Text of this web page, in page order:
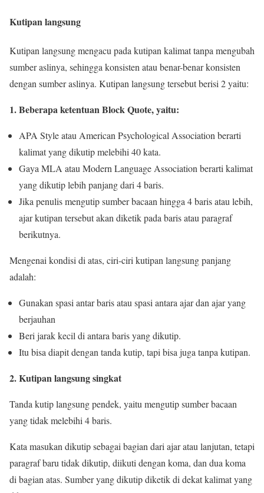
Kutipan langsung
Kutipan langsung mengacu pada kutipan kalimat tanpa mengubah
sumber aslinya, sehingga konsisten atau benar-benar konsisten
dengan sumber aslinya. Kutipan langsung tersebut berisi 2 yaitu:
1. Beberapa ketentuan Block Quote, yaitu:
APA Style atau American Psychological Association berarti
kalimat yang dikutip melebihi 40 kata.
Gaya MLA atau Modern Language Association berarti kalimat
yang dikutip lebih panjang dari 4 baris.
Jika penulis mengutip sumber bacaan hingga 4 baris atau lebih,
ajar kutipan tersebut akan diketik pada baris atau paragraf
berikutnya.
Mengenai kondisi di atas, ciri-ciri kutipan langsung panjang
adalah:
Gunakan spasi antar baris atau spasi antara ajar dan ajar yang
berjauhan
Beri jarak kecil di antara baris yang dikutip.
Itu bisa diapit dengan tanda kutip, tapi bisa juga tanpa kutipan.
2. Kutipan langsung singkat
Tanda kutip langsung pendek, yaitu mengutip sumber bacaan
yang tidak melebihi 4 baris.
Kata masukan dikutip sebagai bagian dari ajar atau lanjutan, tetapi
paragraf baru tidak dikutip, diikuti dengan koma, dan dua koma
di bagian atas. Sumber yang dikutip diketik di dekat kalimat yang